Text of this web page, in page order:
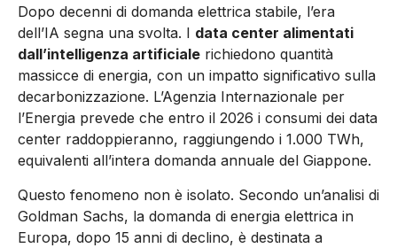
Dopo decenni di domanda elettrica stabile, l’era
dell’IA segna una svolta. I data center alimentati
dall’intelligenza artificiale richiedono quantità
massicce di energia, con un impatto significativo sulla
decarbonizzazione. L’Agenzia Internazionale per
l’Energia prevede che entro il 2026 i consumi dei data
center raddoppieranno, raggiungendo i 1.000 TWh,
equivalenti all’intera domanda annuale del Giappone.
Questo fenomeno non è isolato. Secondo un’analisi di
Goldman Sachs, la domanda di energia elettrica in
Europa, dopo 15 anni di declino, è destinata a